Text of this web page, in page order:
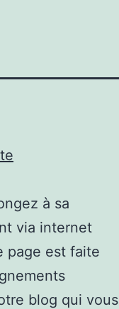
à sa
via internet
page est faite
blog qui vous